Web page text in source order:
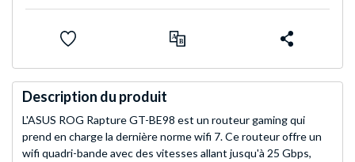
Description du produit
L'ASUS ROG Rapture GT-BE98 est un routeur gaming qui
prend en charge la dernière norme wifi 7. Ce routeur offre un
wifi quadri-bande avec des vitesses allant jusqu'à 25 Gbps,